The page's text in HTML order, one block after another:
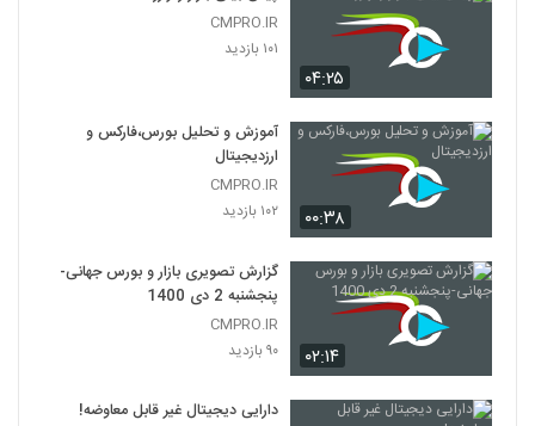
۰۴:۲۵
CMPRO.IR
۱۰۱ بازدید
۰۰:۳۸
آموزش و تحلیل بورس،فارکس و
ارزدیجیتال
CMPRO.IR
۱۰۲ بازدید
۰۲:۱۴
گزارش تصویری بازار و بورس جهانی-
پنجشنبه 2 دی 1400
CMPRO.IR
۹۰ بازدید
دارایی دیجیتال غیر قابل معاوضه!